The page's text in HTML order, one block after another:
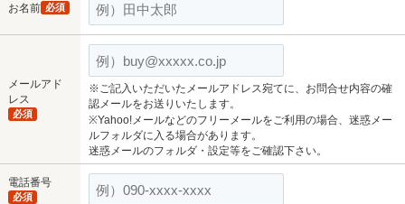
お名前 必須
メールアド
レス
必須
※ご記入いただいたメールアドレス宛てに、お問合せ内容の確
認メールをお送りいたします。
※Yahoo!メールなどのフリーメールをご利用の場合、迷惑メー
ルフォルダに入る場合があります。
迷惑メールのフォルダ・設定等をご確認下さい。
電話番号
必須